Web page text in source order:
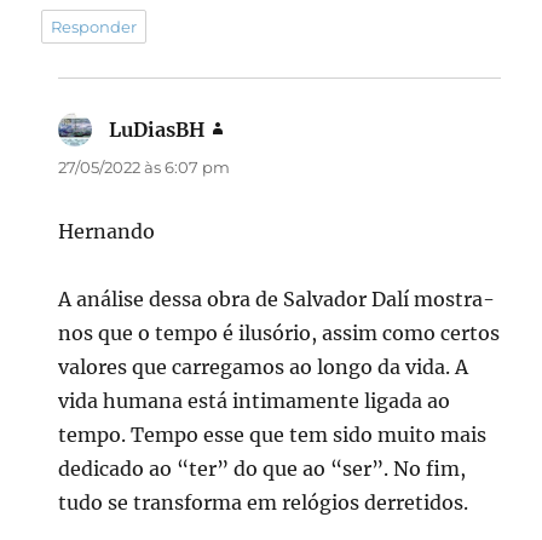
Responder
LuDiasBH
27/05/2022 às 6:07 pm
Hernando
A análise dessa obra de Salvador Dalí mostra-
nos que o tempo é ilusório, assim como certos
valores que carregamos ao longo da vida. A
vida humana está intimamente ligada ao
tempo. Tempo esse que tem sido muito mais
dedicado ao “ter” do que ao “ser”. No fim,
tudo se transforma em relógios derretidos.